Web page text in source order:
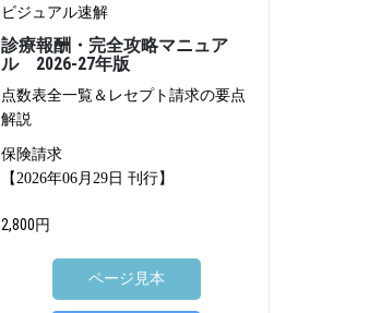
ビジュアル速解
診療報酬・完全攻略マニュア
ル 2026-27年版
点数表全一覧＆レセプト請求の要点
解説
保険請求
【2026年06月29日 刊行】
2,800円
ページ見本